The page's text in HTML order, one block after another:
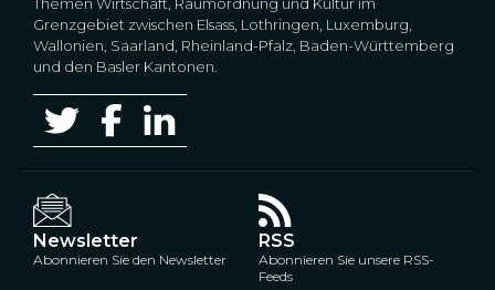
Grenzgebiet zwischen Elsass, Lothringen, Luxemburg,
Wallonien, Saarland, Rheinland-Pfalz, Baden-Württemberg
und den Basler Kantonen.
Newsletter
Abonnieren Sie den Newsletter
RSS
Abonnieren Sie unsere RSS-
Feeds